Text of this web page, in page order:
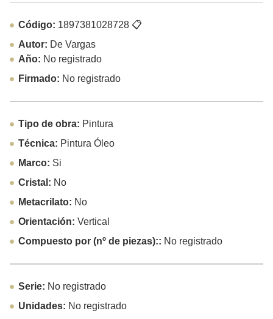
Código: 1897381028728📋
Autor: De Vargas
Año: No registrado
Firmado: No registrado
Tipo de obra: Pintura
Técnica: Pintura Óleo
Marco: Si
Cristal: No
Metacrilato: No
Orientación: Vertical
Compuesto por (nº de piezas):: No registrado
Serie: No registrado
Unidades: No registrado